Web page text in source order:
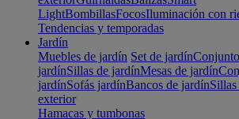
LightBombillasFocosIluminación con
Tendencias y temporadas
Jardín
Muebles de jardín Set de jardín
jardínSillas de jardínMesas de jardín
jardínSofás jardínBancos de jardín
exterior
Hamacas y tumbonas